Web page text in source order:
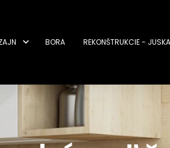
BORA REKONŠTRUKCIE -